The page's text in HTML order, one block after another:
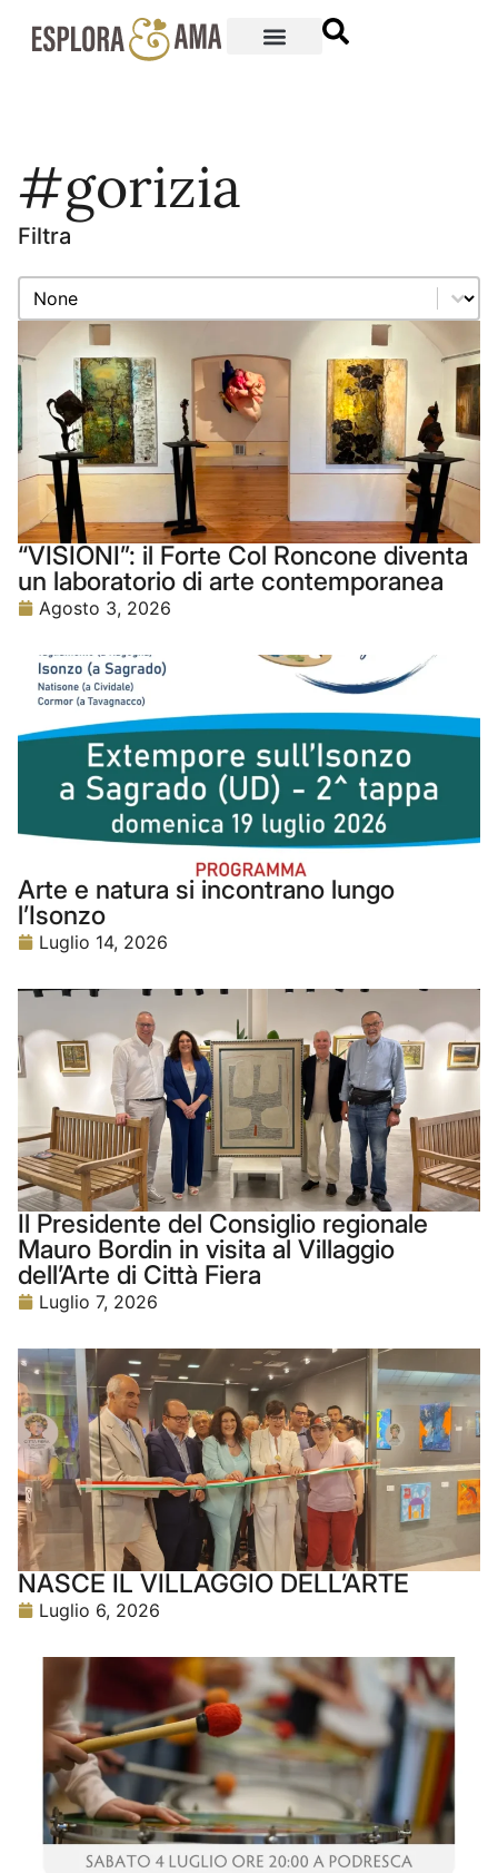
#gorizia
Filtra
Filtra
Filtra
“VISIONI”: il Forte Col Roncone diventa
un laboratorio di arte contemporanea
Agosto 3, 2026
Arte e natura si incontrano lungo
l’Isonzo
Luglio 14, 2026
Il Presidente del Consiglio regionale
Mauro Bordin in visita al Villaggio
dell’Arte di Città Fiera
Luglio 7, 2026
NASCE IL VILLAGGIO DELL’ARTE
Luglio 6, 2026